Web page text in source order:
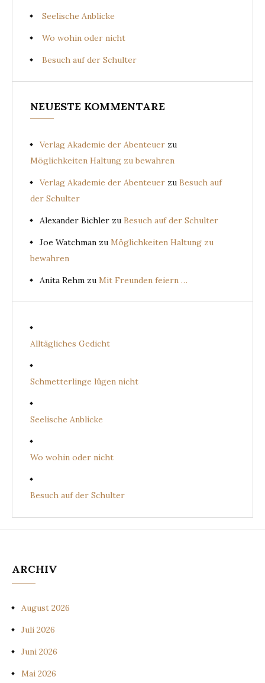
Seelische Anblicke
Wo wohin oder nicht
Besuch auf der Schulter
NEUESTE KOMMENTARE
Verlag Akademie der Abenteuer zu
Möglichkeiten Haltung zu bewahren
Verlag Akademie der Abenteuer zu Besuch auf
der Schulter
Alexander Bichler zu Besuch auf der Schulter
Joe Watchman zu Möglichkeiten Haltung zu
bewahren
Anita Rehm zu Mit Freunden feiern …
Alltägliches Gedicht
Schmetterlinge lügen nicht
Seelische Anblicke
Wo wohin oder nicht
Besuch auf der Schulter
ARCHIV
August 2026
Juli 2026
Juni 2026
Mai 2026